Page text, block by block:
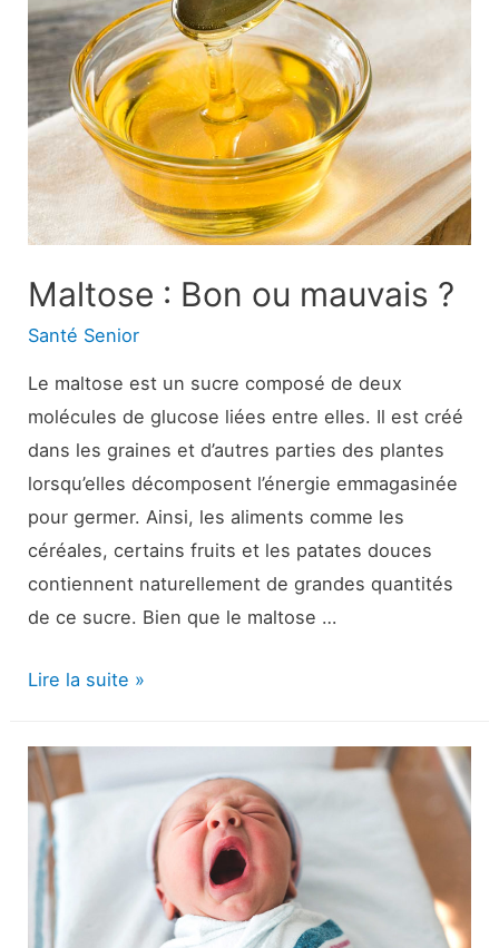
avantages,
efficacité
et
effets
secondaires
Maltose : Bon ou mauvais ?
Santé Senior
Le maltose est un sucre composé de deux
molécules de glucose liées entre elles. Il est créé
dans les graines et d’autres parties des plantes
lorsqu’elles décomposent l’énergie emmagasinée
pour germer. Ainsi, les aliments comme les
céréales, certains fruits et les patates douces
contiennent naturellement de grandes quantités
de ce sucre. Bien que le maltose …
Maltose
Bon
ou
mauvais
Lire la suite »